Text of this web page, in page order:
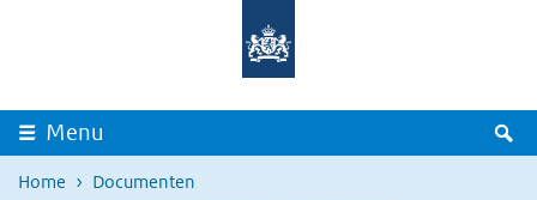
Overslaan en naar de inhoud gaan
Menu
Home
Documenten